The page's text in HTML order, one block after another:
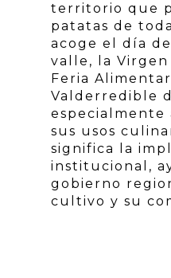
territorio que
patatas de
acoge el día
valle, la
Feria
Valderredible
especialmente
sus usos
significa la
institucional,
gobierno
cultivo y su